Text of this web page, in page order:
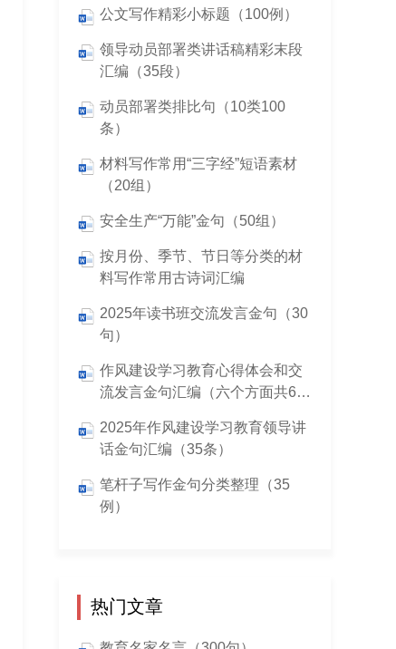
公文写作精彩小标题（100例）
领导动员部署类讲话稿精彩末段
汇编（35段）
动员部署类排比句（10类100
条）
材料写作常用“三字经”短语素材
（20组）
安全生产“万能”金句（50组）
按月份、季节、节日等分类的材
料写作常用古诗词汇编
2025年读书班交流发言金句（30
句）
作风建设学习教育心得体会和交
流发言金句汇编（六个方面共60
2025年作风建设学习教育领导讲
话金句汇编（35条）
笔杆子写作金句分类整理（35
例）
热门文章